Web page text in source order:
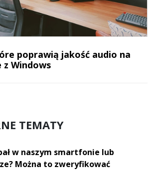
poprawią jakość audio na
Windows
TEMATY
w naszym smartfonie lub
Można to zweryfikować